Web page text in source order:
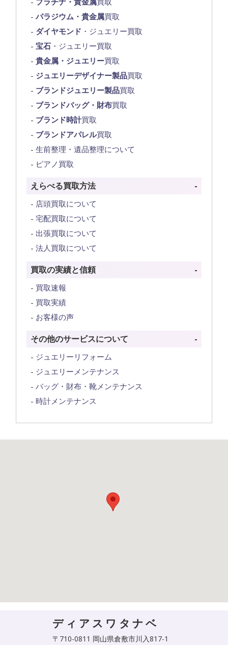
パラジウム・貴金属買取
ダイヤモンド ・ジュエリー買取
宝石 ・ジュエリー買取
貴金属・ジュエリー買取
ジュエリーデザイナー製品買取
ブランドジュエリー製品買取
ブランドバッグ・財布買取
ブランド時計買取
ブランドアパレル買取
生前整理・遺品整理について
ピアノ買取
えらべる買取方法
店頭買取について
宅配買取について
出張買取について
法人買取について
買取の実績と信頼
買取速報
買取実績
お客様の声
その他のサービスについて
ジュエリーリフォーム
ジュエリーメンテナンス
バッグ・財布・靴メンテナンス
時計メンテナンス
ディアスワタナベ
〒710-0811 岡山県倉敷市川入817-1